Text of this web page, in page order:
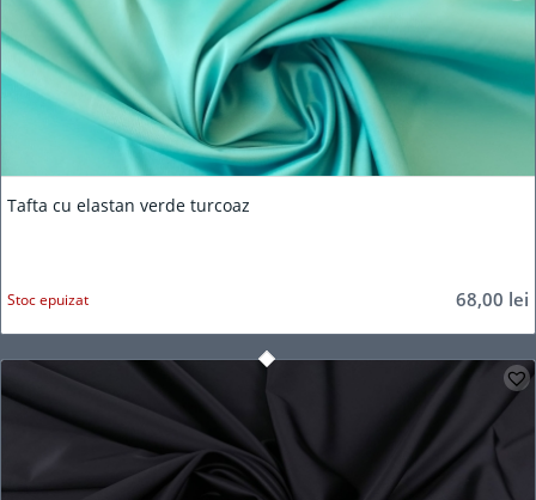
Tafta cu elastan verde turcoaz
68,00 lei
Stoc epuizat